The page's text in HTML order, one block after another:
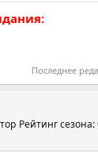
Последнее
Рейтинг сезона: